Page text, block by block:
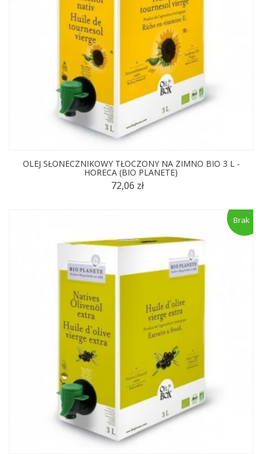
OLEJ SŁONECZNIKOWY TŁOCZONY NA ZIMNO BIO 3 L -
HORECA (BIO PLANETE)
72,06 zł
Brak